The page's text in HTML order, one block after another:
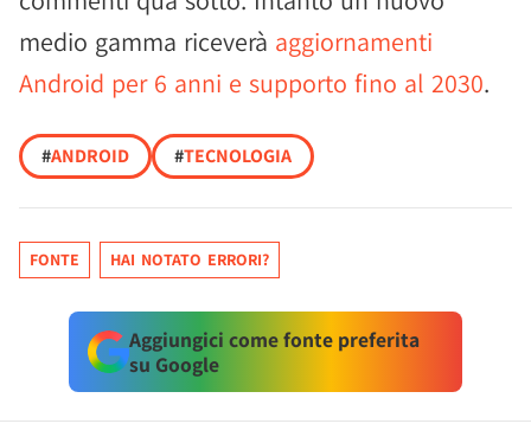
medio gamma riceverà aggiornamenti
Android per 6 anni e supporto fino al 2030.
#ANDROID #TECNOLOGIA
FONTE HAI NOTATO ERRORI?
Aggiungici come fonte preferita
su Google